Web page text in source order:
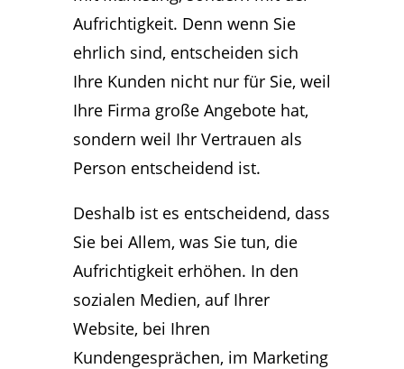
Aufrichtigkeit. Denn wenn Sie
ehrlich sind, entscheiden sich
Ihre Kunden nicht nur für Sie, weil
Ihre Firma große Angebote hat,
sondern weil Ihr Vertrauen als
Person entscheidend ist.
Deshalb ist es entscheidend, dass
Sie bei Allem, was Sie tun, die
Aufrichtigkeit erhöhen. In den
sozialen Medien, auf Ihrer
Website, bei Ihren
Kundengesprächen, im Marketing